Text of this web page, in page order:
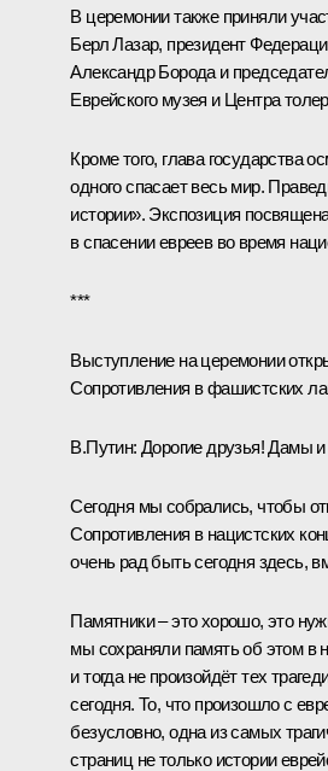
В церемонии также приняли
Берл Лазар, президент
Александр Борода и
Еврейского музея и Центра
Кроме того, глава государства
одного спасает весь мир.
истории». Экспозиция
в спасении евреев во время
***
Выступление на церемонии
Сопротивления в фашистских
В.Путин: Дорогие друзья! Дамы и
Сегодня мы собрались, чтобы
Сопротивления в нацистских
очень рад быть сегодня здесь,
Памятники – это хорошо, это
мы сохраняли память об этом
и тогда не произойдёт тех
сегодня. То, что произошло с
безусловно, одна из самых
страниц не только истории